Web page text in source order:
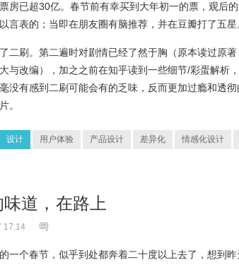
房已超30亿。春节前有幸买到大年初一的票，观后
言表的；当即在朋友圈有脑推荐，并在豆瓣打了五星
二刷。第二遍时对剧情已经了然于胸（原本读过原
与改编），加之之前在知乎读到一些细节/彩蛋解析
没有感到二刷可能会有的乏味，反而更加过瘾和透
。
设计 用户体验 产品设计 差异化 情感化设计
味道，在路上
17:14
一个春节，似乎到处都奔着二十度以上去了，想到昨